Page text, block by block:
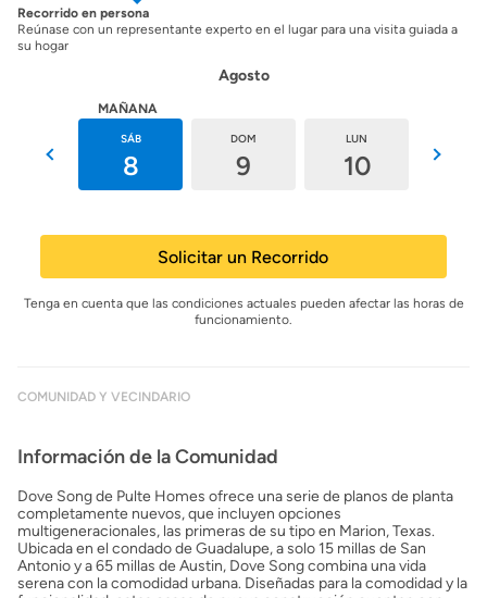
Recorrido en persona
Reúnase con un representante experto en el lugar para una visita guiada a
su hogar
Agosto
MAÑANA
SÁB
8
DOM
9
LUN
10
Solicitar un Recorrido
Tenga en cuenta que las condiciones actuales pueden afectar las horas de
funcionamiento.
COMUNIDAD Y VECINDARIO
Información de la Comunidad
Dove Song de Pulte Homes ofrece una serie de planos de planta
completamente nuevos, que incluyen opciones
multigeneracionales, las primeras de su tipo en Marion, Texas.
Ubicada en el condado de Guadalupe, a solo 15 millas de San
Antonio y a 65 millas de Austin, Dove Song combina una vida
serena con la comodidad urbana. Diseñadas para la comodidad y la